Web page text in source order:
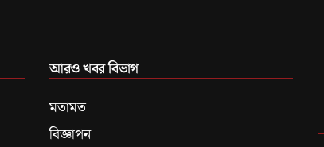
আরও খবর বিভাগ
মতামত
বিজ্ঞাপন